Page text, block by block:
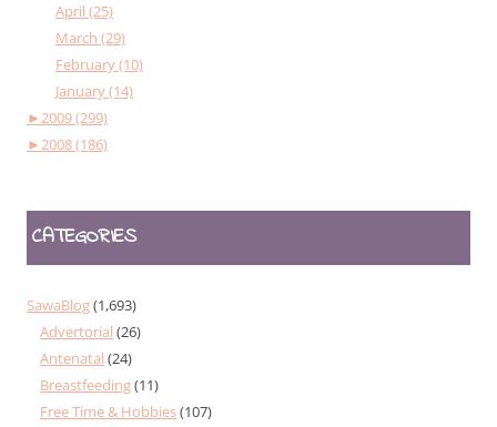
April (25)
March (29)
February (10)
January (14)
►2009 (299)
►2008 (186)
CATEGORIES
SawaBlog(1,693)
Advertorial (26)
Antenatal (24)
Breastfeeding(11)
Free Time & Hobbies(107)